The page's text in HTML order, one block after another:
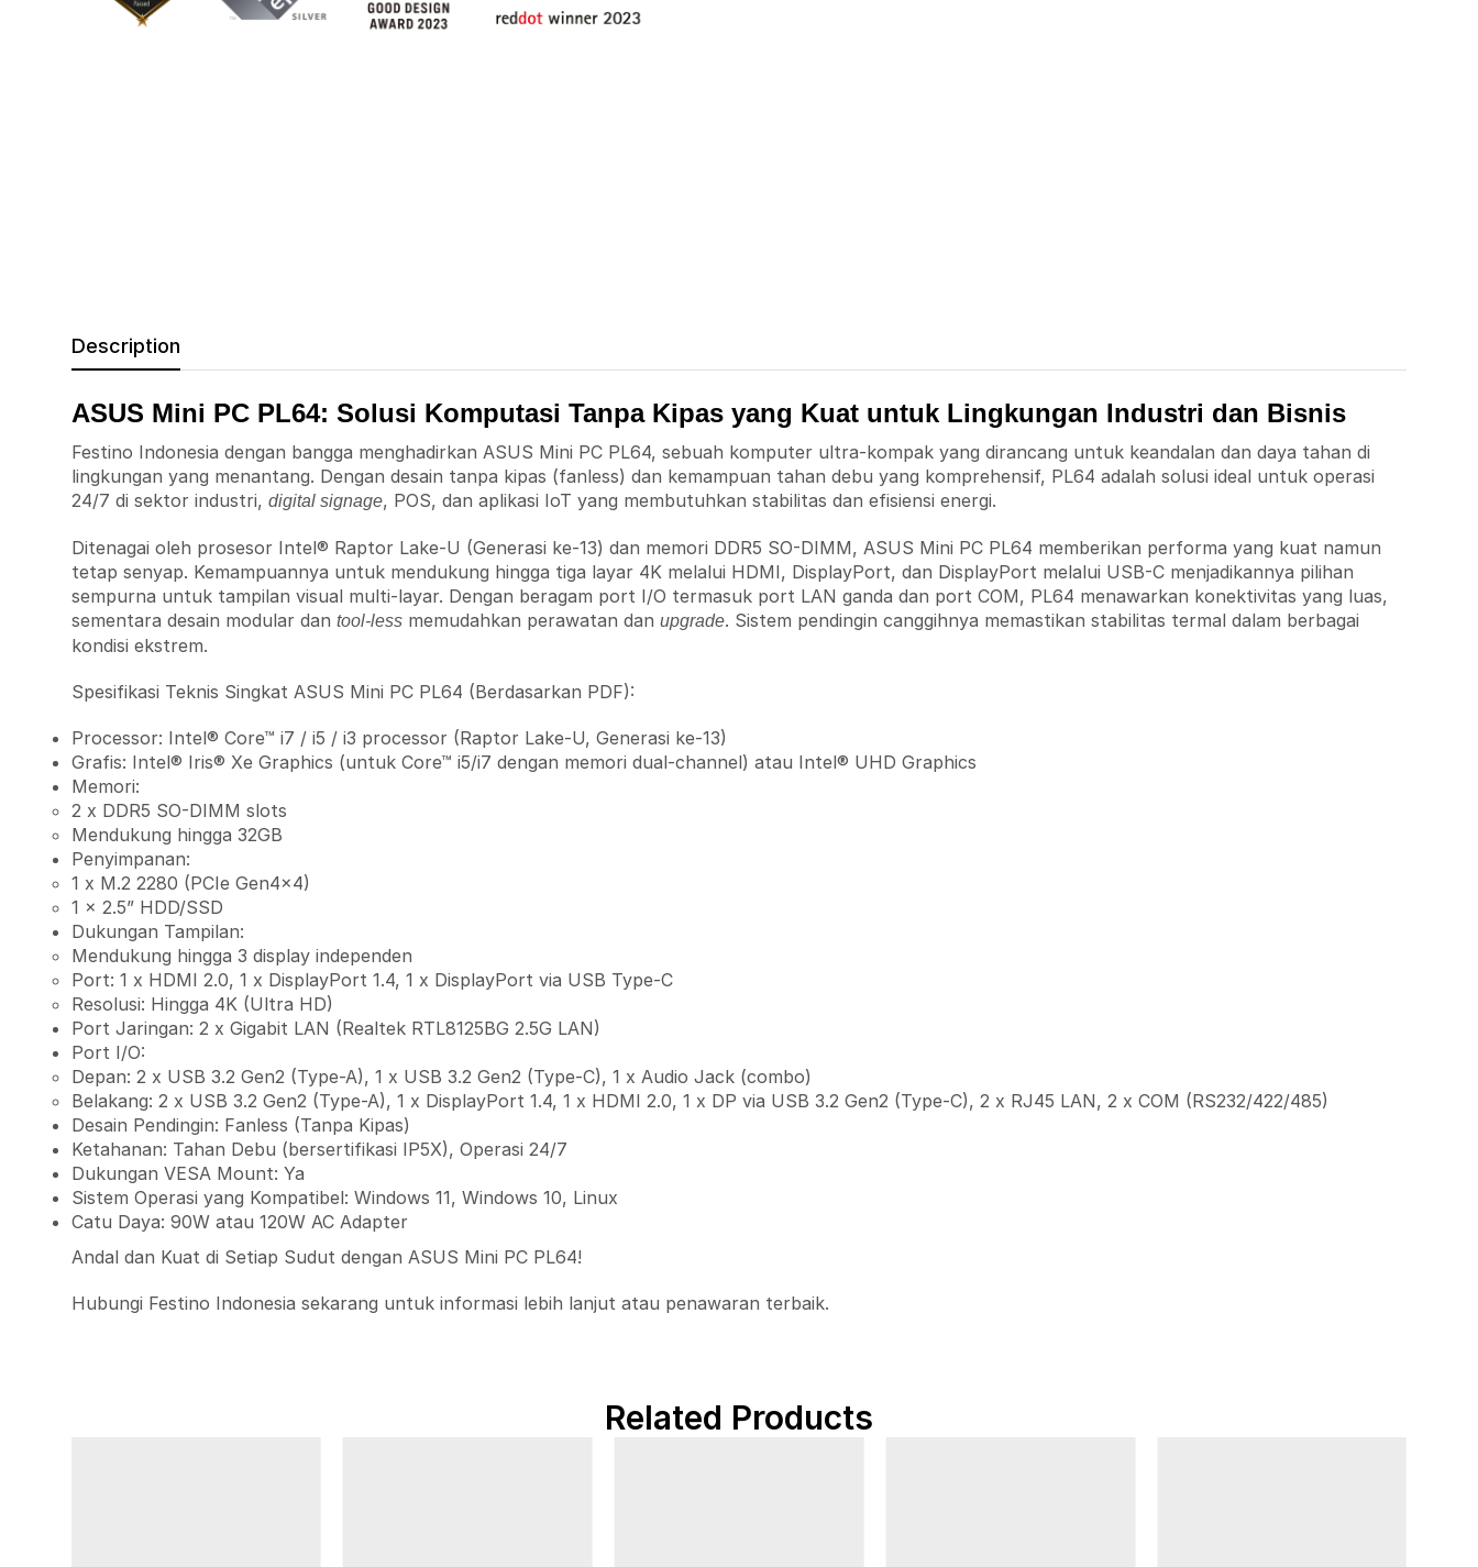
Description
ASUS Mini PC PL64: Solusi Komputasi Tanpa Kipas yang Kuat untuk Lingkungan Industri dan Bisnis
Festino Indonesia dengan bangga menghadirkan ASUS Mini PC PL64, sebuah komputer ultra-kompak yang dirancang untuk keandalan dan daya tahan di
lingkungan yang menantang. Dengan desain tanpa kipas (fanless) dan kemampuan tahan debu yang komprehensif, PL64 adalah solusi ideal untuk operasi
24/7 di sektor industri, digital signage, POS, dan aplikasi IoT yang membutuhkan stabilitas dan efisiensi energi.
Ditenagai oleh prosesor Intel® Raptor Lake-U (Generasi ke-13) dan memori DDR5 SO-DIMM, ASUS Mini PC PL64 memberikan performa yang kuat namun
tetap senyap. Kemampuannya untuk mendukung hingga tiga layar 4K melalui HDMI, DisplayPort, dan DisplayPort melalui USB-C menjadikannya pilihan
sempurna untuk tampilan visual multi-layar. Dengan beragam port I/O termasuk port LAN ganda dan port COM, PL64 menawarkan konektivitas yang luas,
sementara desain modular dan tool-less memudahkan perawatan dan upgrade. Sistem pendingin canggihnya memastikan stabilitas termal dalam berbagai
kondisi ekstrem.
Spesifikasi Teknis Singkat ASUS Mini PC PL64 (Berdasarkan PDF):
Processor: Intel® Core™ i7 / i5 / i3 processor (Raptor Lake-U, Generasi ke-13)
Grafis: Intel® Iris® Xe Graphics (untuk Core™ i5/i7 dengan memori dual-channel) atau Intel® UHD Graphics
Memori:
2 x DDR5 SO-DIMM slots
Mendukung hingga 32GB
Penyimpanan:
1 x M.2 2280 (PCIe Gen4x4)
1 x 2.5” HDD/SSD
Dukungan Tampilan:
Mendukung hingga 3 display independen
Port: 1 x HDMI 2.0, 1 x DisplayPort 1.4, 1 x DisplayPort via USB Type-C
Resolusi: Hingga 4K (Ultra HD)
Port Jaringan: 2 x Gigabit LAN (Realtek RTL8125BG 2.5G LAN)
Port I/O:
Depan: 2 x USB 3.2 Gen2 (Type-A), 1 x USB 3.2 Gen2 (Type-C), 1 x Audio Jack (combo)
Belakang: 2 x USB 3.2 Gen2 (Type-A), 1 x DisplayPort 1.4, 1 x HDMI 2.0, 1 x DP via USB 3.2 Gen2 (Type-C), 2 x RJ45 LAN, 2 x COM (RS232/422/485)
Desain Pendingin: Fanless (Tanpa Kipas)
Ketahanan: Tahan Debu (bersertifikasi IP5X), Operasi 24/7
Dukungan VESA Mount: Ya
Sistem Operasi yang Kompatibel: Windows 11, Windows 10, Linux
Catu Daya: 90W atau 120W AC Adapter
Andal dan Kuat di Setiap Sudut dengan ASUS Mini PC PL64!
Hubungi Festino Indonesia sekarang untuk informasi lebih lanjut atau penawaran terbaik.
Related Products